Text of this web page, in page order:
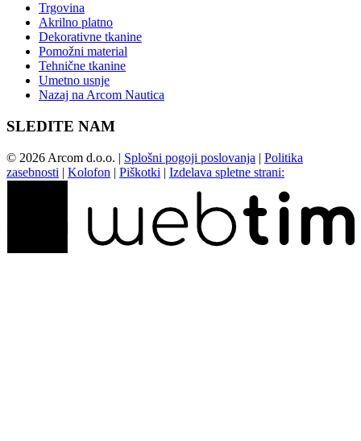
Trgovina
Akrilno platno
Dekorativne tkanine
Pomožni material
Tehnične tkanine
Umetno usnje
Nazaj na Arcom Nautica
SLEDITE NAM
© 2026 Arcom d.o.o. | Splošni pogoji poslovanja | Politika
zasebnosti | Kolofon | Piškotki | Izdelava spletne strani: